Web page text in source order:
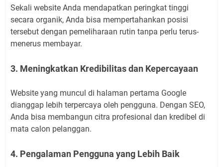
Sekali website Anda mendapatkan peringkat tinggi
secara organik, Anda bisa mempertahankan posisi
tersebut dengan pemeliharaan rutin tanpa perlu terus-
menerus membayar.
3. Meningkatkan Kredibilitas dan Kepercayaan
Website yang muncul di halaman pertama Google
dianggap lebih terpercaya oleh pengguna. Dengan SEO,
Anda bisa membangun citra profesional dan kredibel di
mata calon pelanggan.
4. Pengalaman Pengguna yang Lebih Baik